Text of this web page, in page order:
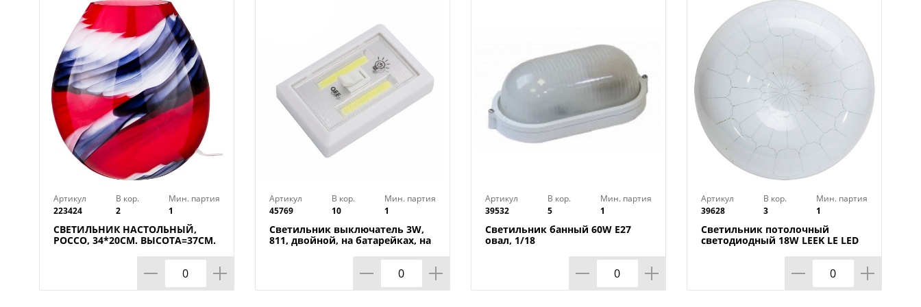
Артикул
223424
В кор.
2
Мин. партия
1
СВЕТИЛЬНИК НАСТОЛЬНЫЙ,
РОССО, 34*20СМ. ВЫСОТА=37СМ.
Артикул
45769
В кор.
10
Мин. партия
1
Светильник выключатель 3W,
811, двойной, на батарейках, на
Артикул
39532
В кор.
5
Мин. партия
1
Светильник банный 60W Е27
овал, 1/18
Артикул
39628
В кор.
3
Мин. партия
1
Светильник потолочный
светодиодный 18W LEEK LE LED